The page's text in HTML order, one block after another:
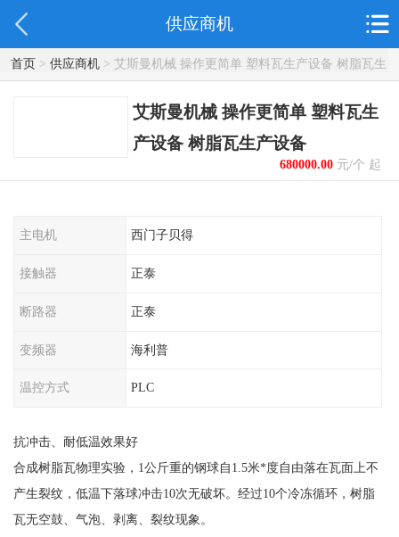
供应商机
首页> 供应商机> 艾斯曼机械 操作更简单 塑料瓦生产设备 树脂瓦生
产设备
艾斯曼机械 操作更简单 塑料瓦生
产设备 树脂瓦生产设备
680000.00元/个 起
主电机 西门子贝得
接触器 正泰
断路器 正泰
变频器 海利普
温控方式 PLC
抗冲击、耐低温效果好
合成树脂瓦物理实验，1公斤重的钢球自1.5米*度自由落在瓦面上不
产生裂纹，低温下落球冲击10次无破坏。经过10个冷冻循环，树脂
瓦无空鼓、气泡、剥离、裂纹现象。